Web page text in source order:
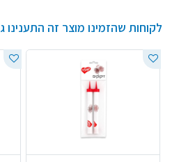
לקוחות שהזמינו מוצר זה התענינו